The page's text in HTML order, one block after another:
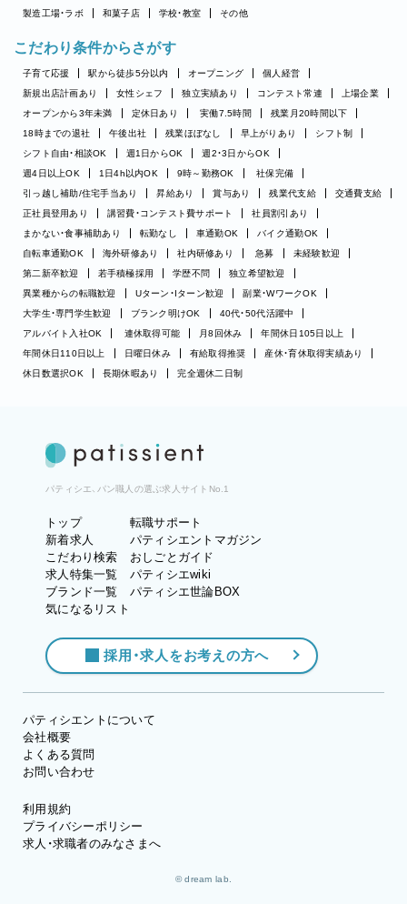
製造工場・ラボ
和菓子店 学校・教室 その他
こだわり条件からさがす
子育て応援 駅から徒歩5分以内 オープニング
個人経営
新規出店計画あり
女性シェフ 独立実績あり コンテスト常連
上場企業
オープンから3年未満
定休日あり 実働7.5時間
残業月20時間以下
18時までの退社
午後出社 残業ほぼなし 早上がりあり
シフト制
シフト自由・相談OK
週1日からOK
週2・3日からOK
週4日以上OK
1日4h以内OK 9時～勤務OK
社保完備
引っ越し補助/住宅手当あり
昇給あり 賞与あり 残業代支給
交通費支給
正社員登用あり
講習費・コンテスト費サポート
社員割引あり
まかない・食事補助あり
転勤なし 車通勤OK
バイク通勤OK
自転車通勤OK
海外研修あり 社内研修あり 急募
未経験歓迎
第二新卒歓迎
若手積極採用 学歴不問
独立希望歓迎
異業種からの転職歓迎
Uターン・Iターン歓迎
副業・WワークOK
大学生・専門学生歓迎
ブランク明けOK
40代・50代活躍中
アルバイト入社OK
連休取得可能 月8回休み
年間休日105日以上
年間休日110日以上
日曜日休み 有給取得推奨
産休・育休取得実績あり
休日数選択OK
長期休暇あり 完全週休二日制
パティシエ、パン職人の選ぶ求人サイトNo.1
トップ
新着求人
こだわり検索
求人特集一覧
ブランド一覧
気になるリスト
転職サポート
パティシエントマガジン
おしごとガイド
パティシエwiki
パティシエ世論BOX
採用・求人をお考えの方へ
パティシエントについて
会社概要
よくある質問
お問い合わせ
利用規約
プライバシーポリシー
求人・求職者のみなさまへ
© dream lab.